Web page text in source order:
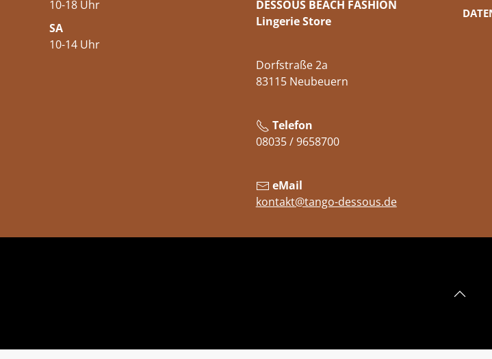
10-18 Uhr
SA
10-14 Uhr
DESSOUS BEACH FASHION
Lingerie Store
Dorfstraße 2a
83115 Neubeuern
Telefon
08035 / 9658700
eMail
kontakt@tango-dessous.de